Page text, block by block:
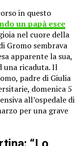
in questo
un papà esce
nel cuore della
Gromo sembrava
apparente la sua,
una ricaduta. Il
padre di Giulia
domenica 5
all’ospedale di
per una grave